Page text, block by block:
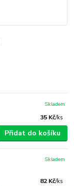
35 Kč/ks
Skladem
Přidat do košíku
82 Kč/ks
Skladem